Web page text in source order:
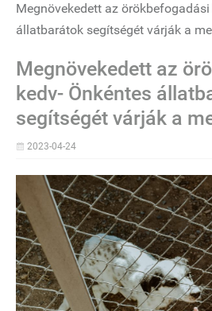
Megnövekedett az örökbefogadási
állatbarátok segítségét várják a
Megnövekedett az
kedv- Önkéntes
segítségét várják a
2023-04-24